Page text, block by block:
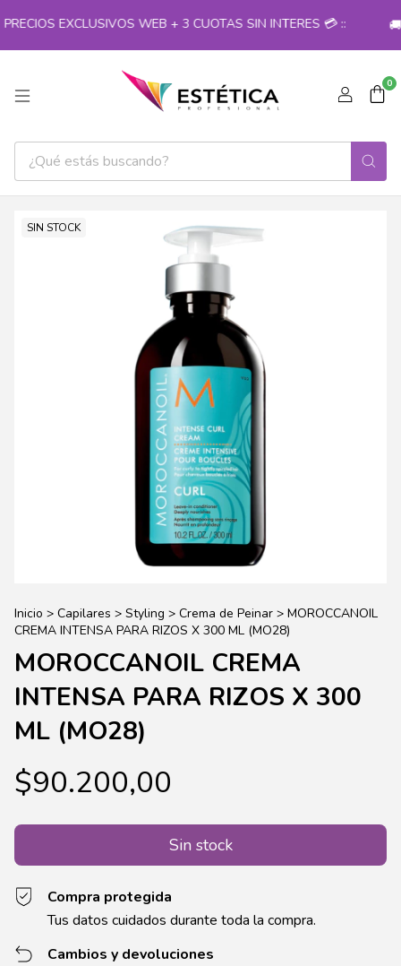
EXCLUSIVOS WEB + 3 CUOTAS SIN INTERES 💳 ::
0
SIN STOCK
Inicio > Capilares > Styling > Crema de Peinar > MOROCCANOIL
CREMA INTENSA PARA RIZOS X 300 ML (MO28)
MOROCCANOIL CREMA
INTENSA PARA RIZOS X 300
ML (MO28)
$90.200,00
Compra protegida
Tus datos cuidados durante toda la compra.
Cambios y devoluciones